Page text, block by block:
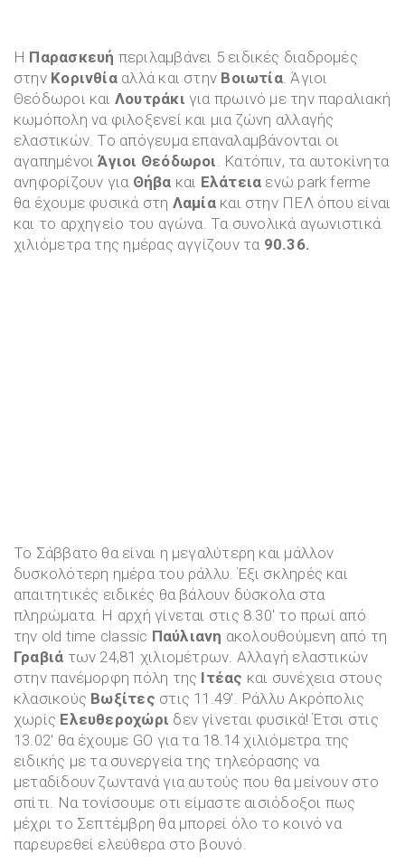
Η Παρασκευή περιλαμβάνει 5 ειδικές διαδρομές
στην Κορινθίααλλά και στην Βοιωτία. Άγιοι
Θεόδωροι και Λουτράκι για πρωινό με την παραλιακή
κωμόπολη να φιλοξενεί και μια ζώνη αλλαγής
ελαστικών. Το απόγευμα επαναλαμβάνονται οι
αγαπημένοιΆγιοι Θεόδωροι . Κατόπιν, τα αυτοκίνητα
ανηφορίζουν για Θήβα και Ελάτεια ενώ park ferme
θα έχουμε φυσικά στη Λαμίακαι στην ΠΕΛ όπου είναι
και το αρχηγείο του αγώνα. Τα συνολικά αγωνιστικά
χιλιόμετρα της ημέρας αγγίζουν τα 90.36.
Το Σάββατο θα είναι η μεγαλύτερη και μάλλον
δυσκολότερη ημέρα του ράλλυ. Έξι σκληρές και
απαιτητικές ειδικές θα βάλουν δύσκολα στα
πληρώματα. Η αρχή γίνεται στις 8.30′ το πρωί από
την old time classic Παύλιανη ακολουθούμενη από τη
Γραβιά των 24,81 χιλιομέτρων. Αλλαγή ελαστικών
στην πανέμορφη πόλη της Ιτέας και συνέχεια στους
κλασικούς Βωξίτες στις 11.49′. Ράλλυ Ακρόπολις
χωρίς Ελευθεροχώρι δεν γίνεται φυσικά! Έτσι στις
13.02′ θα έχουμε GO για τα 18.14 χιλιόμετρα της
ειδικής με τα συνεργεία της τηλεόρασης να
μεταδίδουν ζωντανά για αυτούς που θα μείνουν στο
σπίτι. Να τονίσουμε οτι είμαστε αισιόδοξοι πως
μέχρι το Σεπτέμβρη θα μπορεί όλο το κοινό να
παρευρεθεί ελεύθερα στο βουνό.